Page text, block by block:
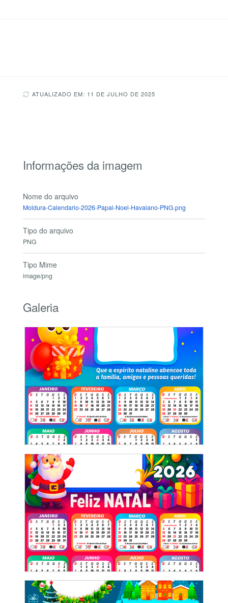
ATUALIZADO EM: 11 DE JULHO DE 2025
Informações da imagem
Nome do arquivo
Moldura-Calendario-2026-Papai-Noel-Havaiano-PNG.png
Tipo do arquivo
PNG
Tipo Mime
image/png
Galeria